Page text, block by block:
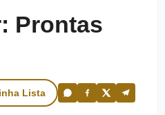
Prontas
Lista